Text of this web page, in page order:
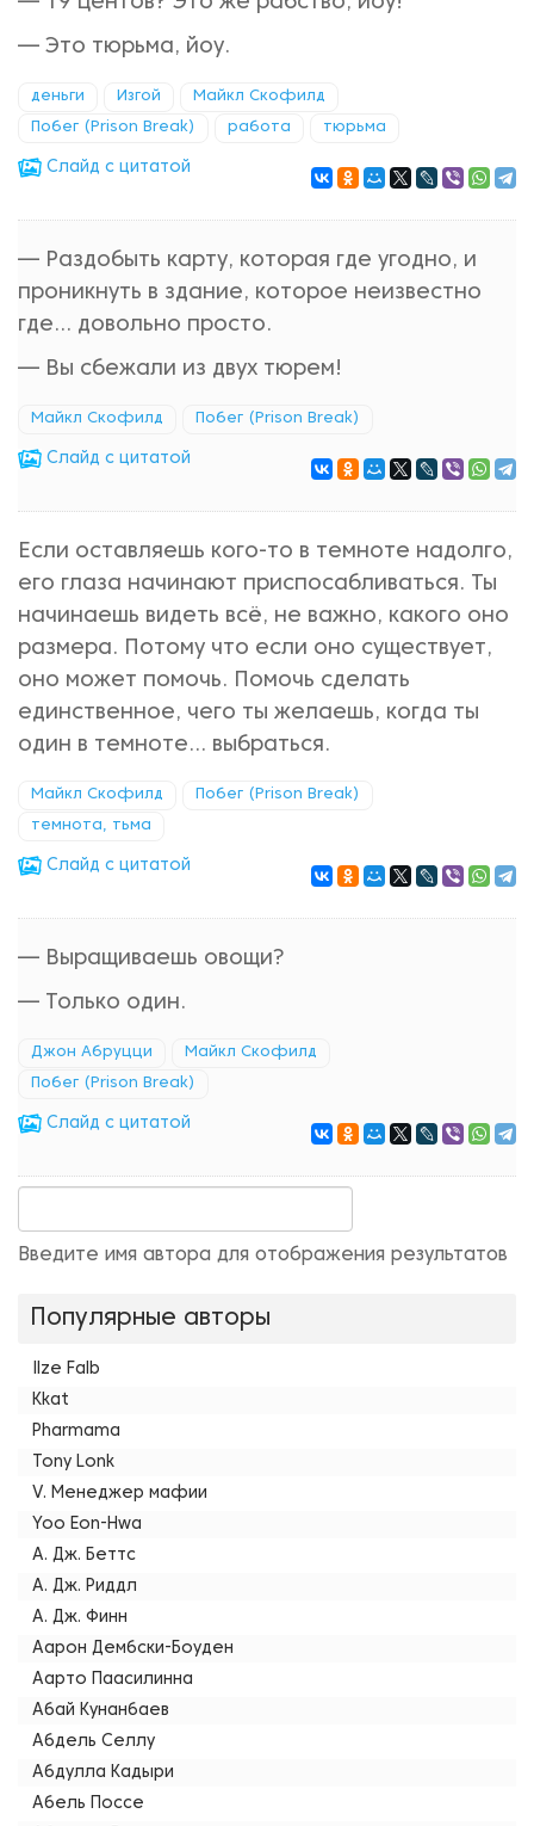
— Это тюрьма, йоу.
деньги Изгой Майкл Скофилд
Побег (Prison Break) работа тюрьма
Cлайд с цитатой
— Раздобыть карту, которая где угодно, и
проникнуть в здание, которое неизвестно
где... довольно просто.
— Вы сбежали из двух тюрем!
Майкл Скофилд Побег (Prison Break)
Cлайд с цитатой
Если оставляешь кого-то в темноте надолго,
его глаза начинают приспосабливаться. Ты
начинаешь видеть всё, не важно, какого оно
размера. Потому что если оно существует,
оно может помочь. Помочь сделать
единственное, чего ты желаешь, когда ты
один в темноте... выбраться.
Майкл Скофилд Побег (Prison Break)
темнота, тьма
Cлайд с цитатой
— Выращиваешь овощи?
— Только один.
Джон Абруцци Майкл Скофилд
Побег (Prison Break)
Cлайд с цитатой
Введите имя автора для отображения результатов
Популярные авторы
Ilze Falb
Kkat
Pharmama
Tony Lonk
V. Менеджер мафии
Yoo Eon-Hwa
А. Дж. Беттс
А. Дж. Риддл
А. Дж. Финн
Аарон Дембски-Боуден
Аарто Паасилинна
Абай Кунанбаев
Абдель Селлу
Абдулла Кадыри
Абель Поссе